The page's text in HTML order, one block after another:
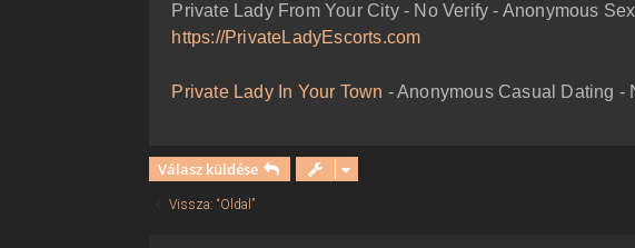
z
á
s
l
Private Lady From Your City - No Verify - Anonymous
https://PrivateLadyEscorts.com
Private Lady In Your Town - Anonymous Casual Dating -
Válasz küldése
Vissza: “Oldal”